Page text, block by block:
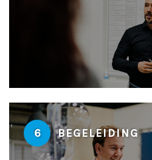
6 BEGELEIDING